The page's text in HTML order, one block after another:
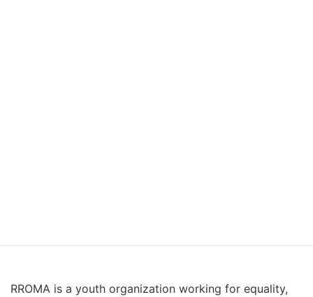
RROMA is a youth organization working for equality,